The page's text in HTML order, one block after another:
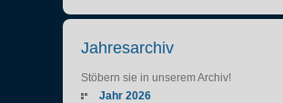
Jahresarchiv
Stöbern sie in unserem Archiv!
Jahr 2026